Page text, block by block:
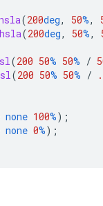
(200deg, 50%,
hsla(200deg, 50%,
(200 50% 50% /
(200 50% 50% /
none 100%);
none 0%);